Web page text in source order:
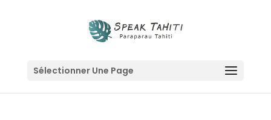
Sélectionner Une Page